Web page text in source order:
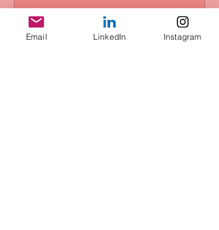
Sale ended
Email LinkedIn Instagram